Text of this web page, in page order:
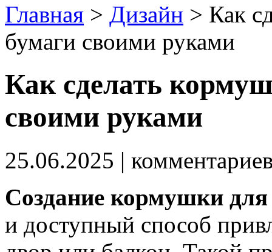
Главная > Дизайн > Как
бумаги своими руками
Как сделать
своими руками
25.06.2025 |
Создание кормушки
и доступный способ